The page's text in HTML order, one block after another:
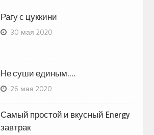
Рагу с цуккини
30 мая 2020
Не суши единым….
26 мая 2020
Самый простой и вкусный Energy
завтрак